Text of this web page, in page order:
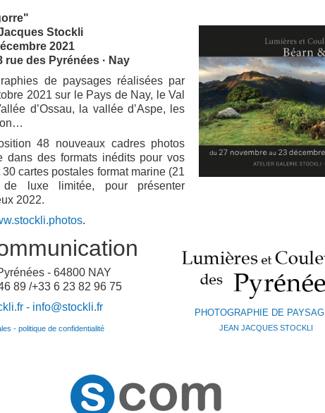
Stockli
2021
rue des Pyrénées · Nay
de paysages réalisées par
2021 sur le Pays de Nay, le Val
d’Ossau, la vallée d’Aspe, les
48 nouveaux cadres photos
dans des formats inédits pour vos
cartes postales format marine (21
luxe limitée, pour présenter
2022.
.
- 64800 NAY
89 /+33 6 23 82 96 75
- info@stockli.fr
- politique de confidentialité
PHOTOGRAPHIE DE
JEAN JACQUES STOCKLI